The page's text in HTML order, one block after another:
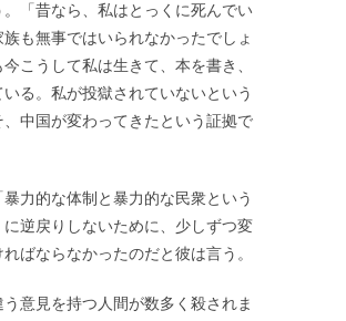
。「昔なら、私はとっくに死んでい
族も無事ではいられなかったでしょ
今こうして私は生きて、本を書き、
る。私が投獄されていないという
、中国が変わってきたという証拠で
力的な体制と暴力的な民衆という
に逆戻りしないために、少しずつ変
ばならなかったのだと彼は言う。
う意見を持つ人間が数多く殺されま